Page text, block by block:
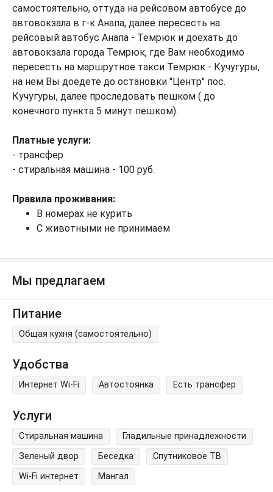
самостоятельно, оттуда на рейсовом автобусе до
автовокзала в г-к Анапа, далее пересесть на
рейсовый автобус Анапа - Темрюк и доехать до
автовокзала города Темрюк, где Вам необходимо
пересесть на маршрутное такси Темрюк - Кучугуры,
на нем Вы доедете до остановки "Центр" пос.
Кучугуры, далее проследовать пешком ( до
конечного пункта 5 минут пешком).
Платные услуги:
- трансфер
- стиральная машина - 100 руб.
Правила проживания:
В номерах не курить
С животными не принимаем
Мы предлагаем
Питание
Общая кухня (самостоятельно)
Удобства
Интернет Wi-Fi Автостоянка Есть трансфер
Услуги
Стиральная машина
Гладильные принадлежности
Зеленый двор
Беседка
Спутниковое ТВ
Wi-Fi интернет
Мангал